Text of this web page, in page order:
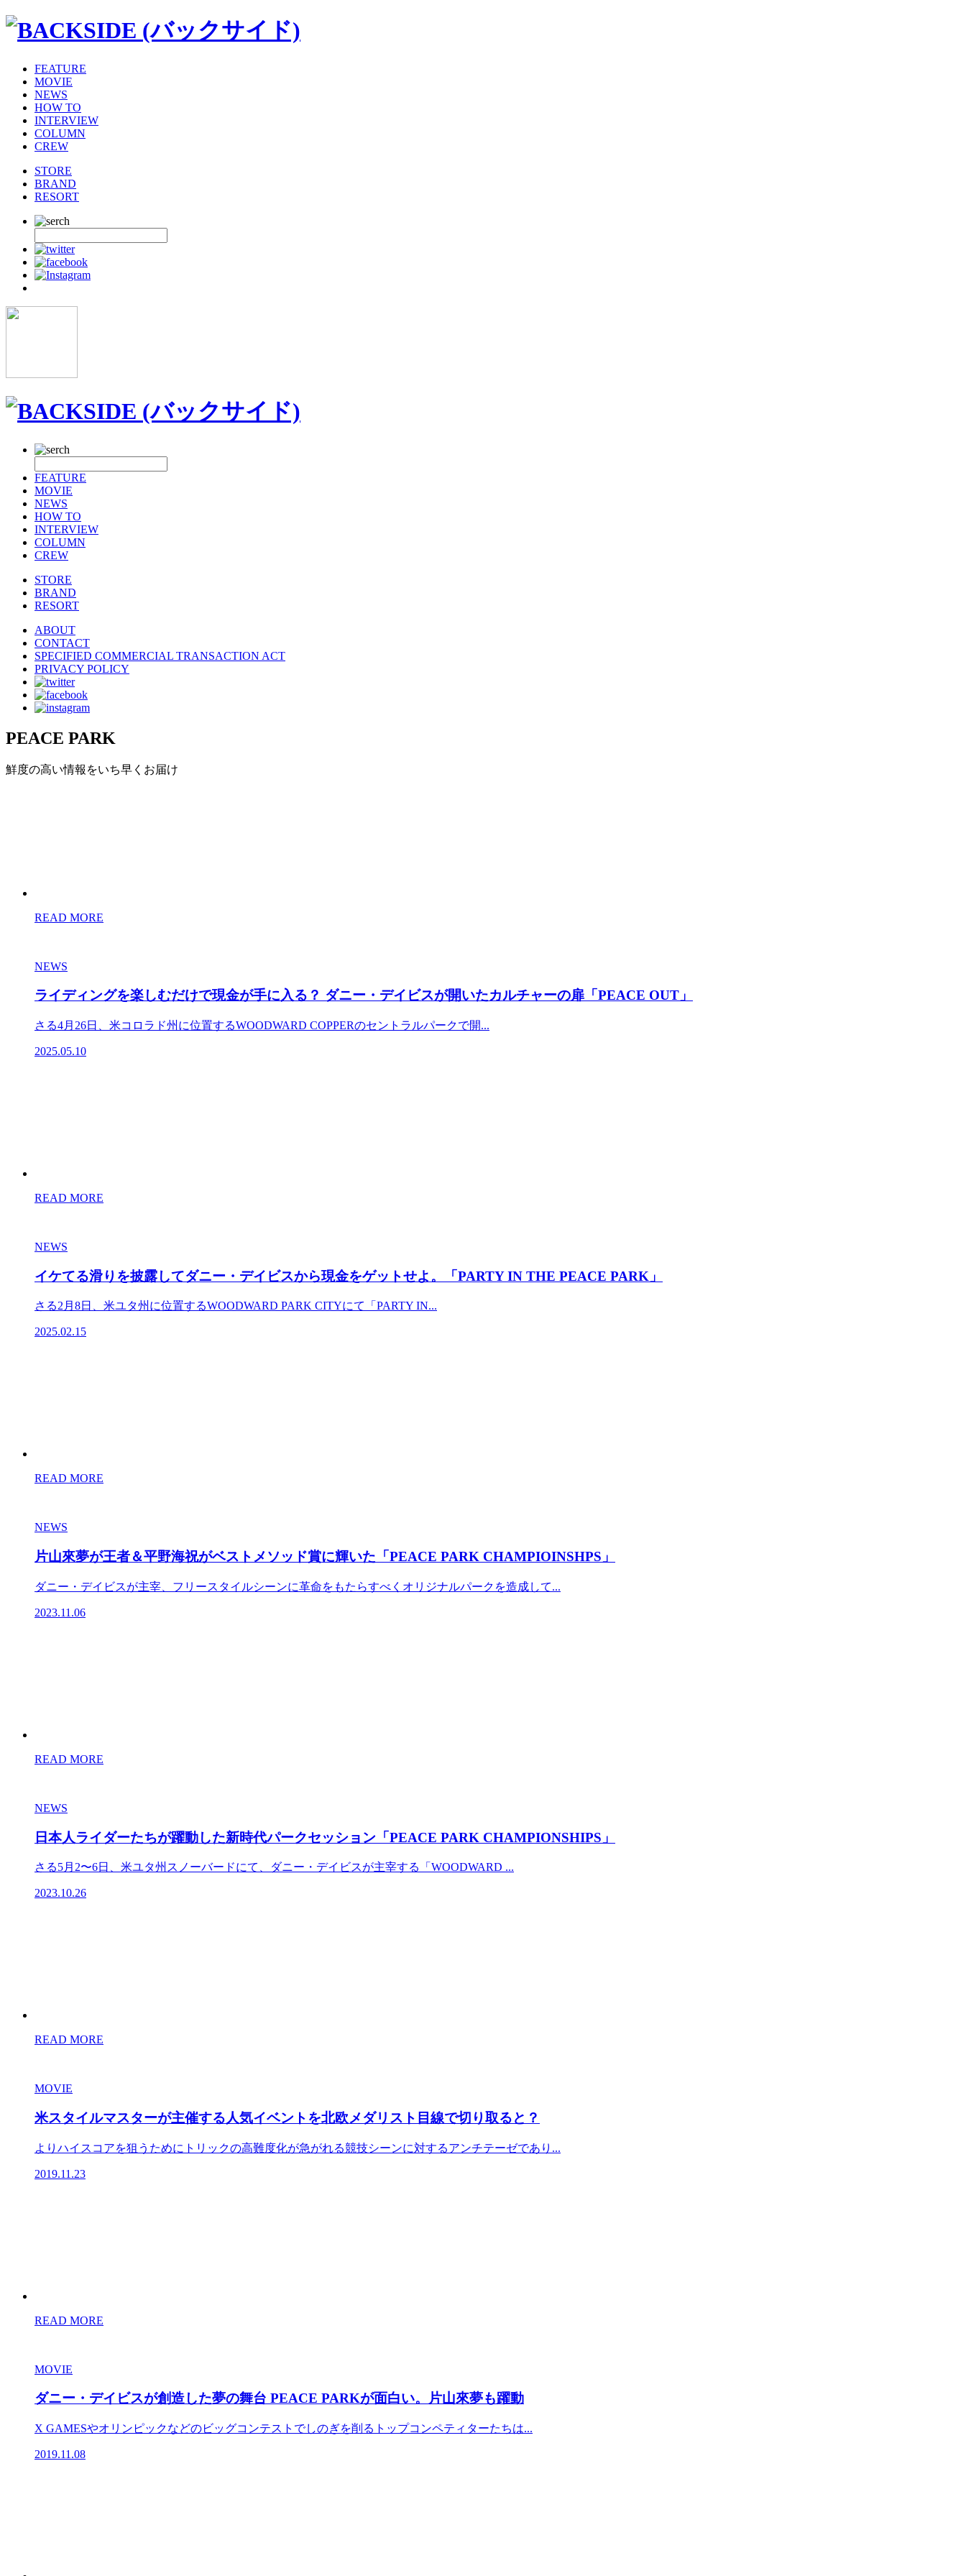
FEATURE
MOVIE
NEWS
HOW TO
INTERVIEW
COLUMN
CREW
STORE
BRAND
RESORT
FEATURE
MOVIE
NEWS
HOW TO
INTERVIEW
COLUMN
CREW
STORE
BRAND
RESORT
ABOUT
CONTACT
SPECIFIED COMMERCIAL TRANSACTION ACT
PRIVACY POLICY
PEACE PARK
鮮度の高い情報をいち早くお届け
READ MORE
NEWS
ライディングを楽しむだけで現金が手に入る？ ダニー・デイビスが開いたカルチャーの扉「PEACE OUT」
さる4月26日、米コロラド州に位置するWOODWARD COPPERのセントラルパークで開...
2025.05.10
READ MORE
NEWS
イケてる滑りを披露してダニー・デイビスから現金をゲットせよ。「PARTY IN THE PEACE PARK」
さる2月8日、米ユタ州に位置するWOODWARD PARK CITYにて「PARTY IN...
2025.02.15
READ MORE
NEWS
片山來夢が王者＆平野海祝がベストメソッド賞に輝いた「PEACE PARK CHAMPIOINSHPS」
ダニー・デイビスが主宰、フリースタイルシーンに革命をもたらすべくオリジナルパークを造成して...
2023.11.06
READ MORE
NEWS
日本人ライダーたちが躍動した新時代パークセッション「PEACE PARK CHAMPIONSHIPS」
さる5月2〜6日、米ユタ州スノーバードにて、ダニー・デイビスが主宰する「WOODWARD ...
2023.10.26
READ MORE
MOVIE
米スタイルマスターが主催する人気イベントを北欧メダリスト目線で切り取ると？
よりハイスコアを狙うためにトリックの高難度化が急がれる競技シーンに対するアンチテーゼであり...
2019.11.23
READ MORE
MOVIE
ダニー・デイビスが創造した夢の舞台 PEACE PARKが面白い。片山來夢も躍動
X GAMESやオリンピックなどのビッグコンテストでしのぎを削るトップコンペティターたちは...
2019.11.08